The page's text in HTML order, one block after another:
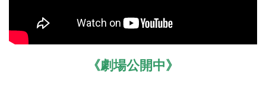
《劇場公開中》